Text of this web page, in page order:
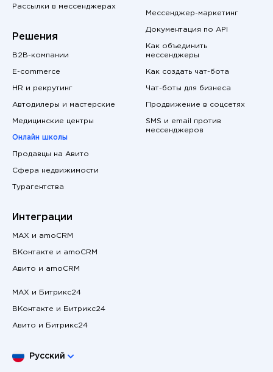
Рассылки в мессенджерах
Решения
B2B-компании
E-commerce
HR и рекрутинг
Автодилеры и мастерские
Медицинские центры
Онлайн школы
Продавцы на Авито
Сфера недвижимости
Турагентства
Интеграции
MAX и amoCRM
ВКонтакте и amoCRM
Авито и amoCRM
MAX и Битрикс24
ВКонтакте и Битрикс24
Авито и Битрикс24
Мессенджер-маркетинг
Документация по API
Как объединить
мессенджеры
Как создать чат-бота
Чат-боты для бизнеса
Продвижение в соцсетях
SMS и email против
мессенджеров
Выберите язык
Русский